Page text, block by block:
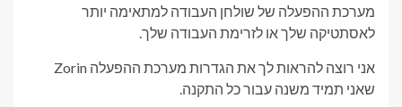
מערכת ההפעלה של שולחן העבודה למתאימה יותר
לאסתטיקה שלך או לזרימת העבודה שלך.
אני רוצה להראות לך את הגדרות מערכת ההפעלה Zorin
שאני תמיד משנה עבור כל התקנה.